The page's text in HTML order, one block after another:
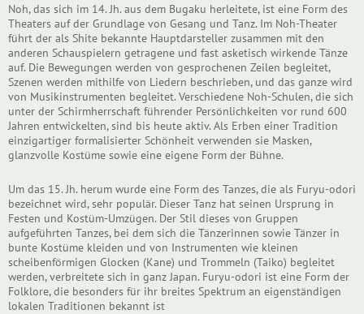
Noh, das sich im 14. Jh. aus dem Bugaku herleitete, ist eine Form des
Theaters auf der Grundlage von Gesang und Tanz. Im Noh-Theater
führt der als Shite bekannte Hauptdarsteller zusammen mit den
anderen Schauspielern getragene und fast asketisch wirkende Tänze
auf. Die Bewegungen werden von gesprochenen Zeilen begleitet,
Szenen werden mithilfe von Liedern beschrieben, und das ganze wird
von Musikinstrumenten begleitet. Verschiedene Noh-Schulen, die sich
unter der Schirmherrschaft führender Persönlichkeiten vor rund 600
Jahren entwickelten, sind bis heute aktiv. Als Erben einer Tradition
einzigartiger formalisierter Schönheit verwenden sie Masken,
glanzvolle Kostüme sowie eine eigene Form der Bühne.
Um das 15. Jh. herum wurde eine Form des Tanzes, die als Furyu-odori
bezeichnet wird, sehr populär. Dieser Tanz hat seinen Ursprung in
Festen und Kostüm-Umzügen. Der Stil dieses von Gruppen
aufgeführten Tanzes, bei dem sich die Tänzerinnen sowie Tänzer in
bunte Kostüme kleiden und von Instrumenten wie kleinen
scheibenförmigen Glocken (Kane) und Trommeln (Taiko) begleitet
werden, verbreitete sich in ganz Japan. Furyu-odori ist eine Form der
Folklore, die besonders für ihr breites Spektrum an eigenständigen
lokalen Traditionen bekannt ist